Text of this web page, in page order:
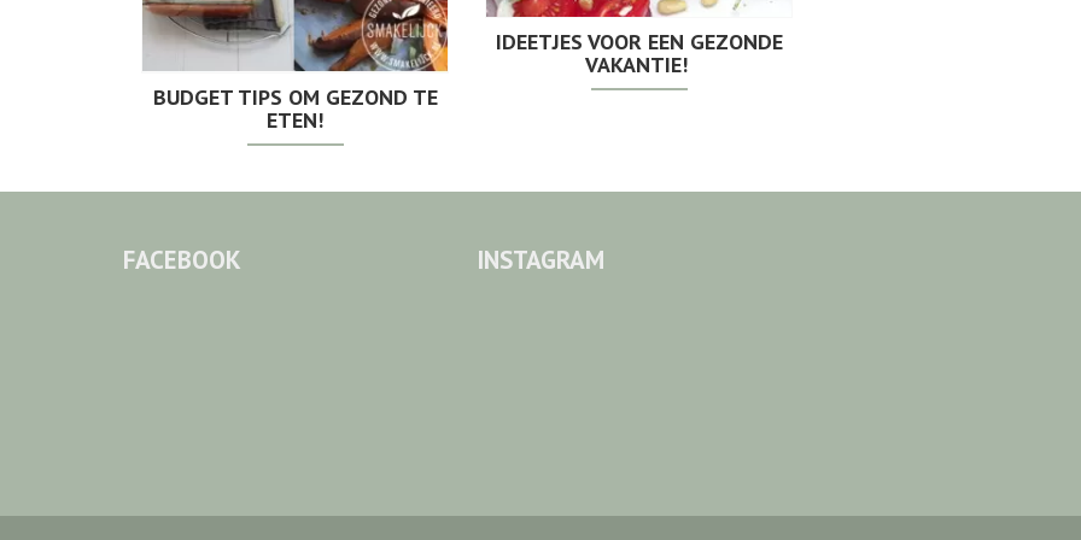
BUDGET TIPS OM GEZOND TE
ETEN!
IDEETJES VOOR EEN GEZONDE
VAKANTIE!
FACEBOOK INSTAGRAM